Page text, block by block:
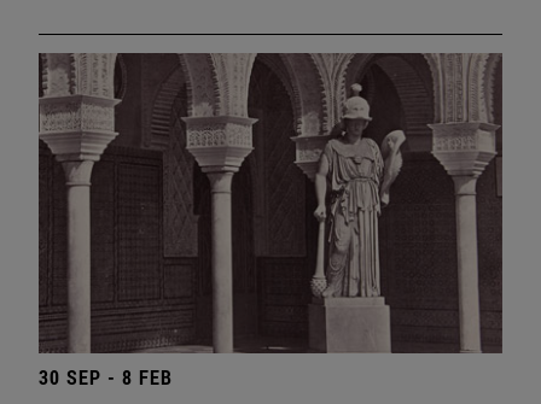
30 SEP - 8 FEB